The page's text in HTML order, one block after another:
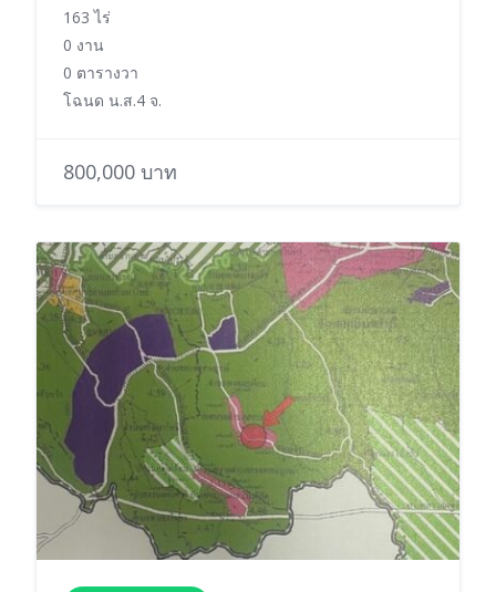
163 ไร่
0 งาน
0 ตารางวา
โฉนด น.ส.4 จ.
800,000 บาท